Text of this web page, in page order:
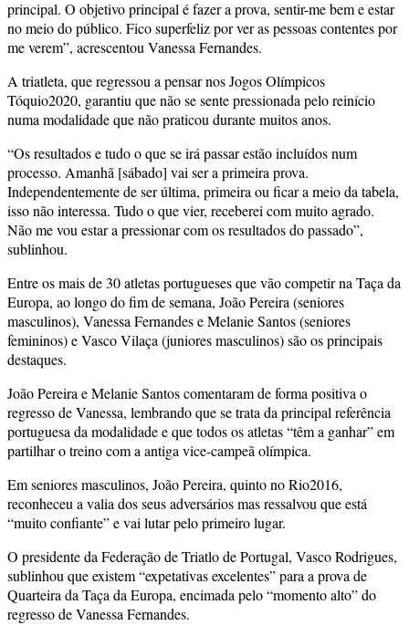
principal. O objetivo principal é fazer a prova, sentir-me bem e estar
no meio do público. Fico superfeliz por ver as pessoas contentes por
me verem”, acrescentou Vanessa Fernandes.
A triatleta, que regressou a pensar nos Jogos Olímpicos
Tóquio2020, garantiu que não se sente pressionada pelo reinício
numa modalidade que não praticou durante muitos anos.
“Os resultados e tudo o que se irá passar estão incluídos num
processo. Amanhã [sábado] vai ser a primeira prova.
Independentemente de ser última, primeira ou ficar a meio da tabela,
isso não interessa. Tudo o que vier, receberei com muito agrado.
Não me vou estar a pressionar com os resultados do passado”,
sublinhou.
Entre os mais de 30 atletas portugueses que vão competir na Taça da
Europa, ao longo do fim de semana, João Pereira (seniores
masculinos), Vanessa Fernandes e Melanie Santos (seniores
femininos) e Vasco Vilaça (juniores masculinos) são os principais
destaques.
João Pereira e Melanie Santos comentaram de forma positiva o
regresso de Vanessa, lembrando que se trata da principal referência
portuguesa da modalidade e que todos os atletas “têm a ganhar” em
partilhar o treino com a antiga vice-campeã olímpica.
Em seniores masculinos, João Pereira, quinto no Rio2016,
reconheceu a valia dos seus adversários mas ressalvou que está
“muito confiante” e vai lutar pelo primeiro lugar.
O presidente da Federação de Triatlo de Portugal, Vasco Rodrigues,
sublinhou que existem “expetativas excelentes” para a prova de
Quarteira da Taça da Europa, encimada pelo “momento alto” do
regresso de Vanessa Fernandes.